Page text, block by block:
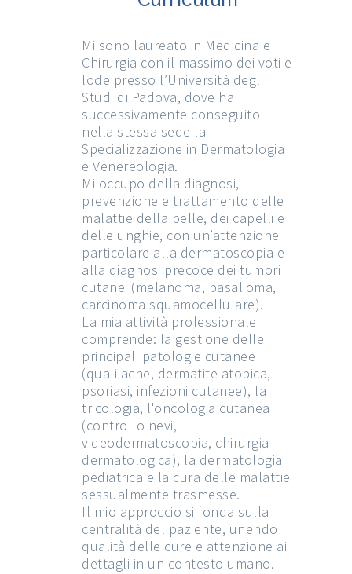
Mi sono laureato in Medicina e
Chirurgia con il massimo dei voti e
lode presso l’Università degli
Studi di Padova, dove ha
successivamente conseguito
nella stessa sede la
Specializzazione in Dermatologia
e Venereologia.
Mi occupo della diagnosi,
prevenzione e trattamento delle
malattie della pelle, dei capelli e
delle unghie, con un’attenzione
particolare alla dermatoscopia e
alla diagnosi precoce dei tumori
cutanei (melanoma, basalioma,
carcinoma squamocellulare).
La mia attività professionale
comprende: la gestione delle
principali patologie cutanee
(quali acne, dermatite atopica,
psoriasi, infezioni cutanee), la
tricologia, l'oncologia cutanea
(controllo nevi,
videodermatoscopia, chirurgia
dermatologica), la dermatologia
pediatrica e la cura delle malattie
sessualmente trasmesse.
Il mio approccio si fonda sulla
centralità del paziente, unendo
qualità delle cure e attenzione ai
dettagli in un contesto umano.